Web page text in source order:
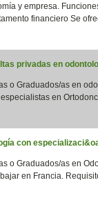
y empresa.
financiero Se
privadas en
o Graduados/as en
en
con
o Graduados/as en
en Francia.